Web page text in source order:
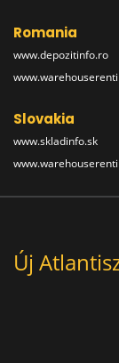
Romania
www.depozitinfo.ro
Slovakia
www.skladinfo.sk
Új